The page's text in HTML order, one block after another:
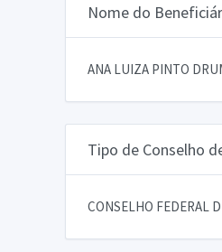
Nome do
ANA LUIZA PINTO
Tipo de Conselho
CONSELHO FEDERAL